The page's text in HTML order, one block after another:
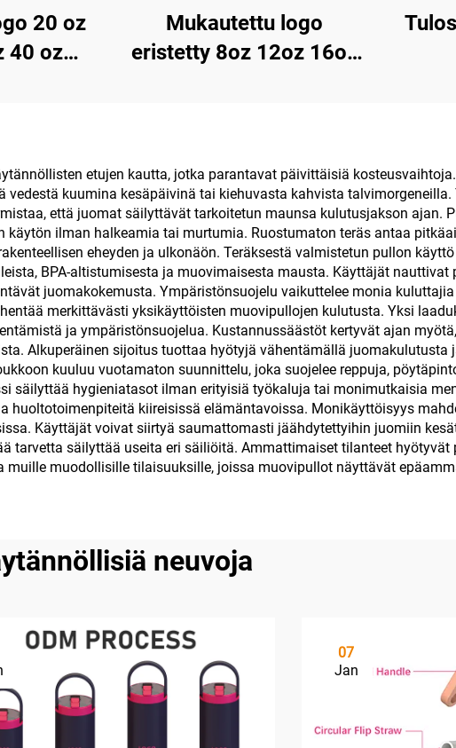
20 oz
40 oz
muki
Mukautettu logo
eristetty 8oz 12oz 16oz
kaksiseinäinen
tyhjiökahvimuki
portaatilattomalla
kannella
20
kansi
ja
etujen kautta, jotka parantavat päivittäisiä
kuumina kesäpäivinä tai kiehuvasta kahvista
että juomat säilyttävät tarkoitetun maunsa kulutusjakson ajan.
ilman halkeamia tai murtumia. Ruostumaton teräs antaa
eheyden ja ulkonäön. Teräksestä valmistetun pullon
BPA-altistumisesta ja muovimaisesta mausta. Käyttäjät
juomakokemusta. Ympäristönsuojelu vaikuttelee monia
merkittävästi yksikäyttöisten muovipullojen kulutusta. Yksi
ja ympäristönsuojelua. Kustannussäästöt kertyvät ajan
Alkuperäinen sijoitus tuottaa hyötyjä vähentämällä juomakulutusta
kuuluu vuotamaton suunnittelu, joka suojelee reppuja,
säilyttää hygieniatasot ilman erityisiä työkaluja tai monimutkaisia
huoltotoimenpiteitä kiireisissä elämäntavoissa. Monikäyttöisyys
Käyttäjät voivat siirtyä saumattomasti jäähdytettyihin juomiin
tarvetta säilyttää useita eri säiliöitä. Ammattimaiset tilanteet hyötyvät
muodollisille tilaisuuksille, joissa muovipullot näyttävät
neuvoja
07
Jan